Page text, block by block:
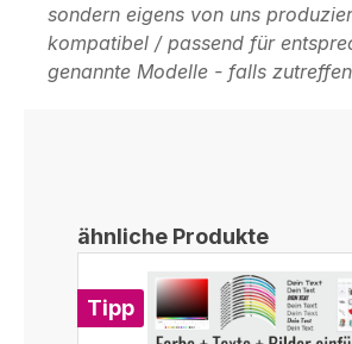
sondern eigens von uns
kompatibel / passend für
genannte Modelle - falls
Produktgalerie überspringen
ähnliche Produkte
Tipp